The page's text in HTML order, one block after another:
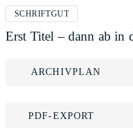
SCHRIFTGUT
Erst Titel – dann ab in
ARCHIVPLAN
PDF-EXPORT